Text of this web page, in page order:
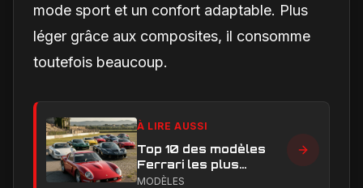
mode sport et un confort adaptable. Plus
léger grâce aux composites, il consomme
toutefois beaucoup.
À LIRE AUSSI
Top 10 des modèles
Ferrari les plus
emblématiques : les
MODÈLES